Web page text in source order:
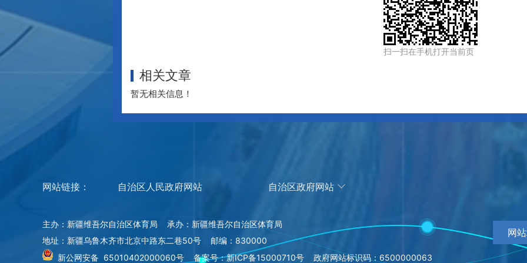
扫一扫在手机打开当前页
相关文章
暂无相关信息！
网站链接： 自治区人民政府网站 自治区政府网站
主办：新疆维吾尔自治区体育局 承办：新疆维吾尔自治区体育局
地址：新疆乌鲁木齐市北京中路东二巷50号 邮编：830000
新公网安备 65010402000060号
备案号：新ICP备15000710号 政府网站标识码：6500000063
网